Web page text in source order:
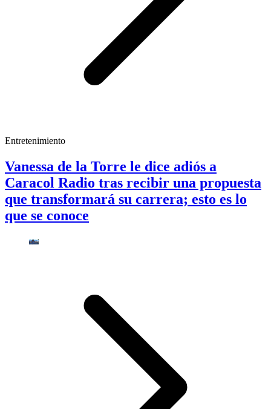
Entretenimiento
Vanessa de la Torre le dice adiós a
Caracol Radio tras recibir una propuesta
que transformará su carrera; esto es lo
que se conoce